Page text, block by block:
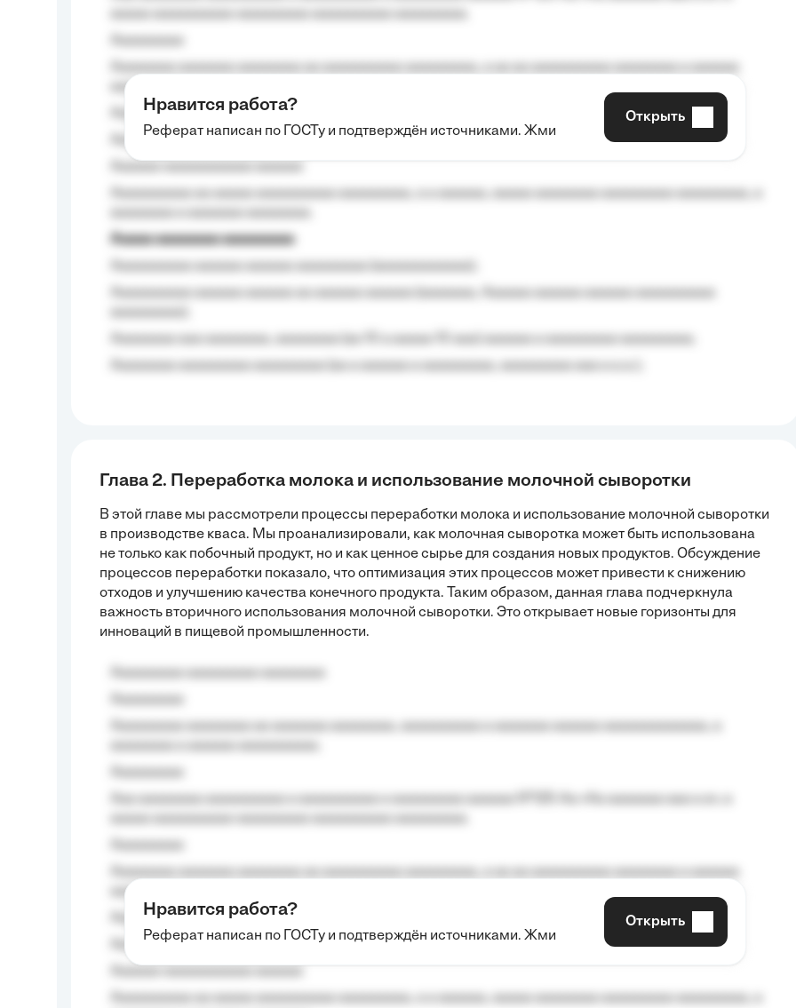
aaaa aaaa.
Aaaaaaaaa
Aaaaaaaaaa aa aaa aaaaaaaaa, a aaa aaaaaaaaaa aaa, a aaaaaaaaaa, aaaaaa aaaaaa a aaaaaa.
Aaaaa aaaaaaaa aaaaaaaaa
Нравится работа?
Реферат написан по ГОСТу и подтверждён источниками. Жми
Открыть
Глава 2. Переработка молока и использование молочной сыворотки
В этой главе мы рассмотрели процессы переработки молока и использование молочной сыворотки
в производстве кваса. Мы проанализировали, как молочная сыворотка может быть использована
не только как побочный продукт, но и как ценное сырье для создания новых продуктов. Обсуждение
процессов переработки показало, что оптимизация этих процессов может привести к снижению
отходов и улучшению качества конечного продукта. Таким образом, данная глава подчеркнула
важность вторичного использования молочной сыворотки. Это открывает новые горизонты для
инноваций в пищевой промышленности.
aaaa aaaa.
Aaaaaaaaa
Aaaaaaaaaa aa aaa aaaaaaaaa, a aaa aaaaaaaaaa aaa, a aaaaaaaaaa, aaaaaa aaaaaa a aaaaaa.
Нравится работа?
Реферат написан по ГОСТу и подтверждён источниками. Жми
Открыть